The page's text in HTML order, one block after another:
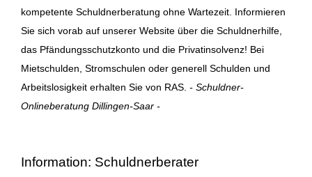
kompetente Schuldnerberatung ohne Wartezeit. Informieren
Sie sich vorab auf unserer Website über die Schuldnerhilfe,
das Pfändungsschutzkonto und die Privatinsolvenz! Bei
Mietschulden, Stromschulen oder generell Schulden und
Arbeitslosigkeit erhalten Sie von RAS.- Schuldner-
Onlineberatung Dillingen-Saar -
Information: Schuldnerberater